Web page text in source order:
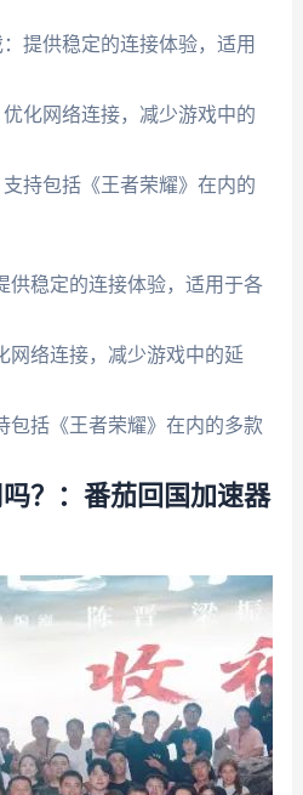
提供稳定的连接体验，适用
化网络连接，减少游戏中的
持包括《王者荣耀》在内的
供稳定的连接体验，适用于各
网络连接，减少游戏中的延
包括《王者荣耀》在内的多款
？：番茄回国加速器